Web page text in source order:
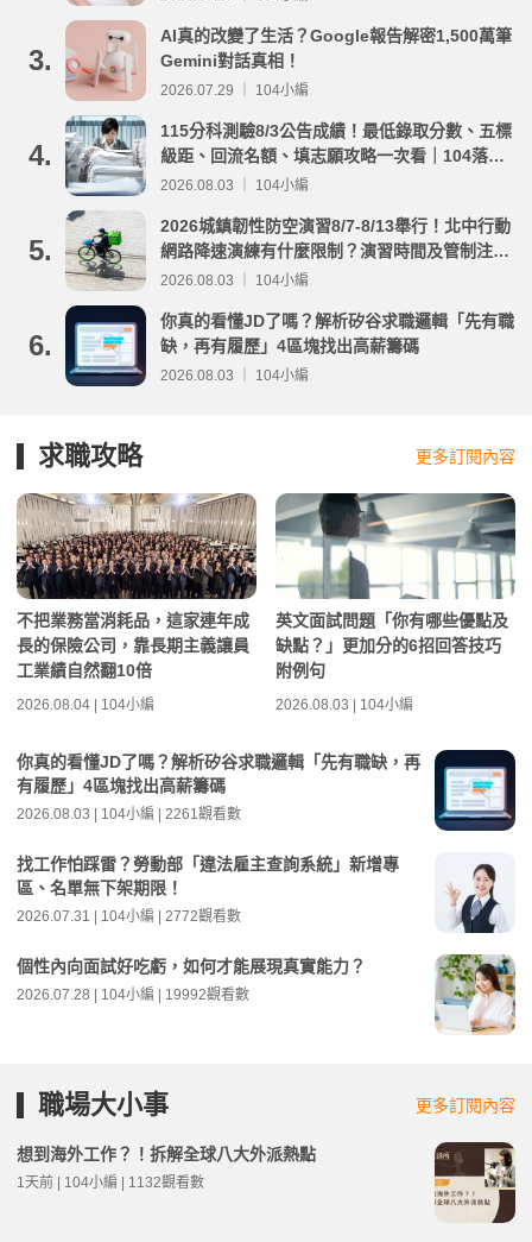
3.
AI真的改變了生活？Google報告解密1,500萬筆
Gemini對話真相！
2026.07.29 ｜ 104小編
4.
115分科測驗8/3公告成績！最低錄取分數、五標
級距、回流名額、填志願攻略一次看｜104落點
分析
2026.08.03 ｜ 104小編
5.
2026城鎮韌性防空演習8/7-8/13舉行！北中行動
網路降速演練有什麼限制？演習時間及管制注意
事項整理
2026.08.03 ｜ 104小編
6.
你真的看懂JD了嗎？解析矽谷求職邏輯「先有職
缺，再有履歷」4區塊找出高薪籌碼
2026.08.03 ｜ 104小編
求職攻略 更多訂閱內容
不把業務當消耗品，這家連年成
長的保險公司，靠長期主義讓員
工業績自然翻10倍
2026.08.04 | 104小編
英文面試問題「你有哪些優點及
缺點？」更加分的6招回答技巧
附例句
2026.08.03 | 104小編
你真的看懂JD了嗎？解析矽谷求職邏輯「先有職缺，再
有履歷」4區塊找出高薪籌碼
2026.08.03 | 104小編 | 2261觀看數
找工作怕踩雷？勞動部「違法雇主查詢系統」新增專
區、名單無下架期限！
2026.07.31 | 104小編 | 2772觀看數
個性內向面試好吃虧，如何才能展現真實能力？
2026.07.28 | 104小編 | 19992觀看數
職場大小事 更多訂閱內容
想到海外工作？！拆解全球八大外派熱點
1天前 | 104小編 | 1132觀看數